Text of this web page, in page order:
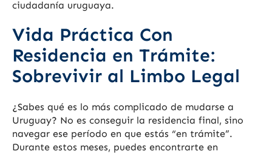
ciudadanía uruguaya.
Vida Práctica Con
Residencia en Trámite:
Sobrevivir al Limbo Legal
¿Sabes qué es lo más complicado de mudarse a
Uruguay? No es conseguir la residencia final, sino
navegar ese período en que estás “en trámite”.
Durante estos meses, puedes encontrarte en